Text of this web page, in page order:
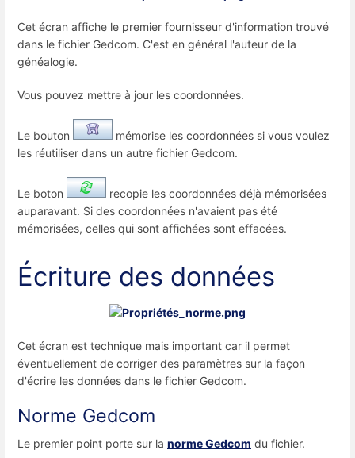
Cet écran affiche le premier fournisseur d'information trouvé
dans le fichier Gedcom. C'est en général l'auteur de la
généalogie.
Vous pouvez mettre à jour les coordonnées.
Le bouton
mémorise les coordonnées si vous voulez
les réutiliser dans un autre fichier Gedcom.
Le boton
recopie les coordonnées déjà mémorisées
auparavant. Si des coordonnées n'avaient pas été
mémorisées, celles qui sont affichées sont effacées.
Écriture des données
Cet écran est technique mais important car il permet
éventuellement de corriger des paramètres sur la façon
d'écrire les données dans le fichier Gedcom.
Norme Gedcom
Le premier point porte sur la norme Gedcom du fichier.